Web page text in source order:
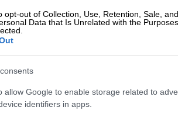
opt-out of Collection, Use, Retention, Sale,
Data that Is Unrelated with the
allow Google to enable storage related to
identifiers in apps.
Μπαρτζώκας: «Τα
Ο προπονητής του
παρουσιαστεί καλύτερη
ματς